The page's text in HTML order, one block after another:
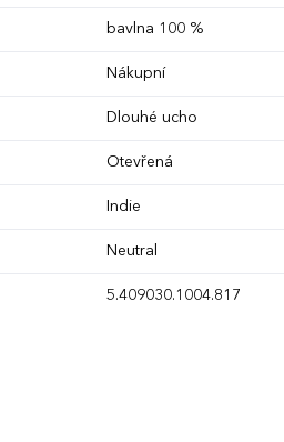
bavlna 100 %
Nákupní
Dlouhé ucho
Otevřená
Indie
Neutral
5.409030.1004.817